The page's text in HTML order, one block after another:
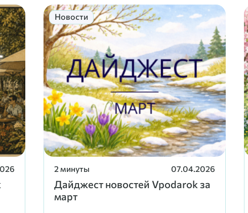
2 минуты 07.04.2026
Дайджест новостей Vpodarok за
март
Новости